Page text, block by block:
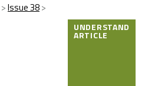
Issue 38
UNDERSTAND
ARTICLE